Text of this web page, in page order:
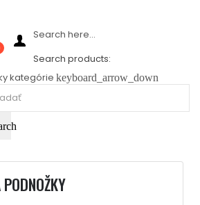
Search here...
Search products:
kategórie keyboard_arrow_down